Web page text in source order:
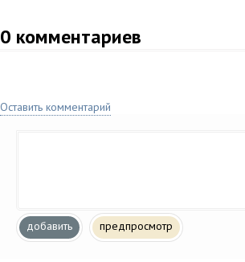
0 комментариев
Оставить комментарий
добавить предпросмотр